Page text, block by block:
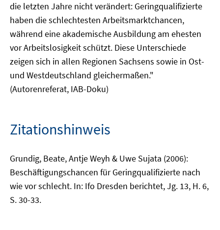
die letzten Jahre nicht verändert: Geringqualifizierte
haben die schlechtesten Arbeitsmarktchancen,
während eine akademische Ausbildung am ehesten
vor Arbeitslosigkeit schützt. Diese Unterschiede
zeigen sich in allen Regionen Sachsens sowie in Ost-
und Westdeutschland gleichermaßen."
(Autorenreferat, IAB-Doku)
Zitationshinweis
Grundig, Beate, Antje Weyh & Uwe Sujata (2006):
Beschäftigungschancen für Geringqualifizierte nach
wie vor schlecht. In: Ifo Dresden berichtet, Jg. 13, H. 6,
S. 30-33.